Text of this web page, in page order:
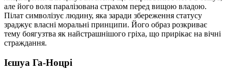
але його воля паралізована страхом перед вищою владою.
Пілат символізує людину, яка заради збереження статусу
зраджує власні моральні принципи. Його образ розкриває
тему боягузтва як найстрашнішого гріха, що прирікає на вічні
страждання.
Ієшуа Га-Ноцрі